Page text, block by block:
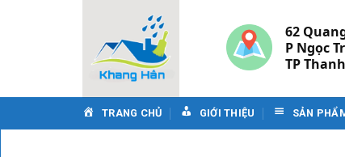
62
P Ngọc
TP
TRANG CHỦ GIỚI THIỆU SẢN